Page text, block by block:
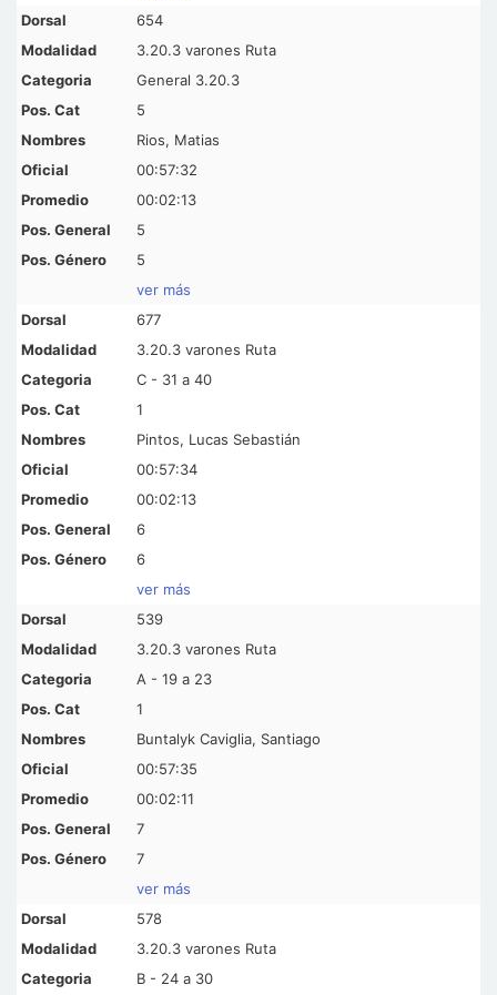
654
3.20.3 varones Ruta
General 3.20.3
5
Rios, Matias
00:57:32
00:02:13
5
5
ver más
677
3.20.3 varones Ruta
C - 31 a 40
1
Pintos, Lucas Sebastián
00:57:34
00:02:13
6
6
ver más
539
3.20.3 varones Ruta
A - 19 a 23
1
Buntalyk Caviglia, Santiago
00:57:35
00:02:11
7
7
ver más
578
3.20.3 varones Ruta
B - 24 a 30